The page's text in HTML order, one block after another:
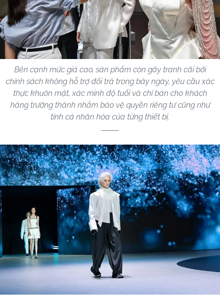
Bên cạnh mức giá cao, sản phẩm còn gây tranh cãi bởi
chính sách không hỗ trợ đổi trả trong bảy ngày, yêu cầu xác
thực khuôn mặt, xác minh độ tuổi và chỉ bán cho khách
hàng trưởng thành nhằm bảo vệ quyền riêng tư cũng như
tính cá nhân hóa của từng thiết bị.